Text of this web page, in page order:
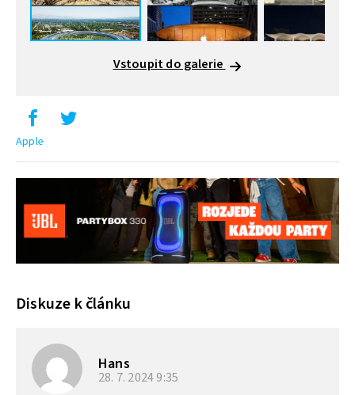
Vstoupit do galerie
Apple
Diskuze k článku
Hans
28. 7. 20249:35